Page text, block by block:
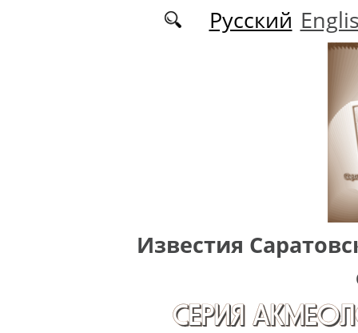
Перейти к основному содержаниюРусский
Известия
СЕРИЯ